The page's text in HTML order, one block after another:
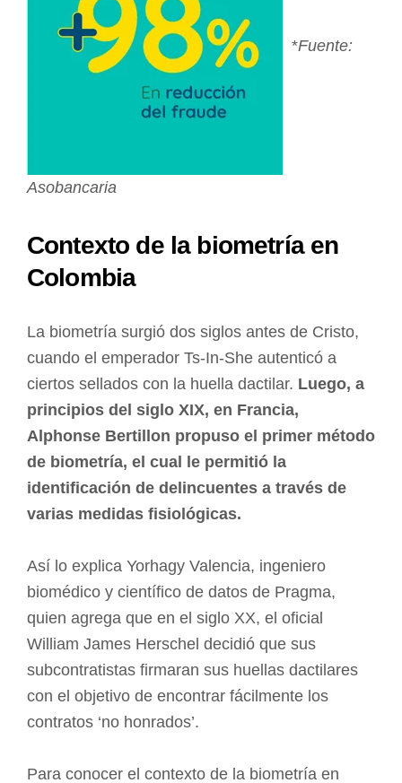
*Fuente:
Asobancaria
Contexto de la biometría en
Colombia
La biometría surgió dos siglos antes de Cristo,
cuando el emperador Ts-In-She autenticó a
ciertos sellados con la huella dactilar. Luego, a
principios del siglo XIX, en Francia,
Alphonse Bertillon propuso el primer método
de biometría, el cual le permitió la
identificación de delincuentes a través de
varias medidas fisiológicas.
Así lo explica Yorhagy Valencia, ingeniero
biomédico y científico de datos de Pragma,
quien agrega que en el siglo XX, el oficial
William James Herschel decidió que sus
subcontratistas firmaran sus huellas dactilares
con el objetivo de encontrar fácilmente los
contratos ‘no honrados’.
Para conocer el contexto de la biometría en